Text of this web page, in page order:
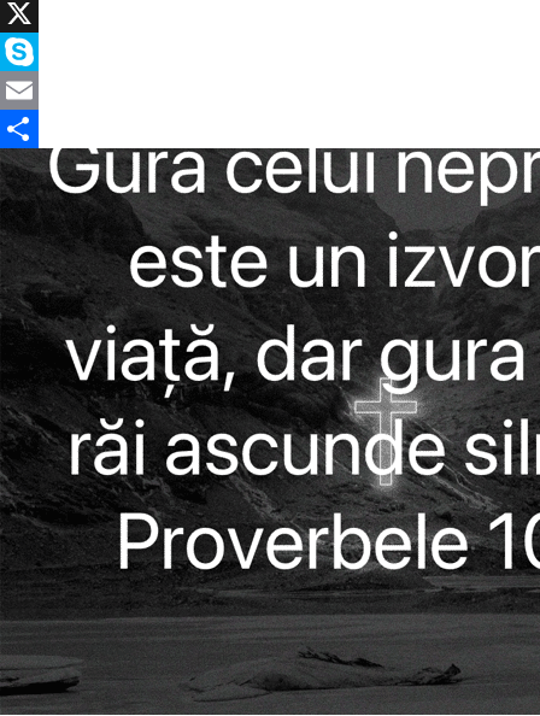
Facebook
X
Skype
Email
Partajează